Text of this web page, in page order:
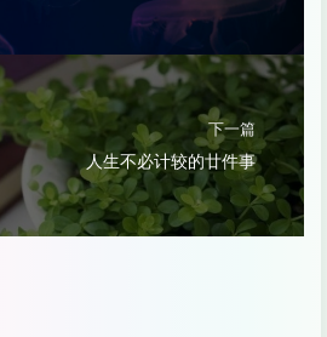
下一篇
人生不必计较的廿件事